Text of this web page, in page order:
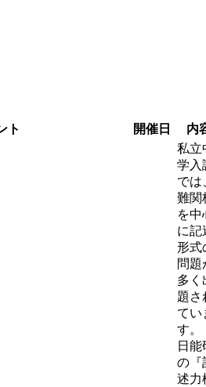
ト 開催日 内
私立
学入
では
難関
を中
に記
形式
問題
多く
題さ
てい
す。
日能
の『
述力